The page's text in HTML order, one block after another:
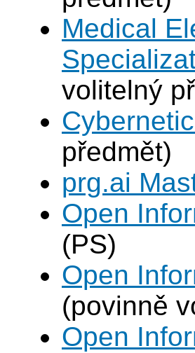
Medical
volitelný
předmět)
prg.ai
Open
(PS)
Open
(povinně
Open